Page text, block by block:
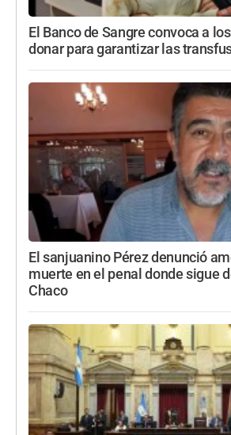
El Banco de Sangre convoca a
donar para garantizar las
El sanjuanino Pérez denunció
muerte en el penal donde sigue
Chaco